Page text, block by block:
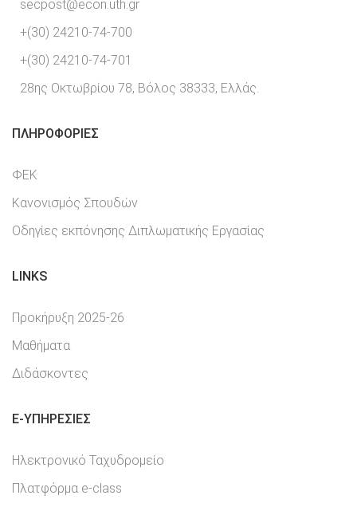
secpost@econ.uth.gr
+(30) 24210-74-700
+(30) 24210-74-701
28ης Οκτωβρίου 78, Βόλος 38333, Ελλάς.
ΠΛΗΡΟΦΟΡΊΕΣ
ΦΕΚ
Κανονισμός Σπουδών
Οδηγίες εκπόνησης Διπλωματικής Εργασίας
LINKS
Προκήρυξη 2025-26
Μαθήματα
Διδάσκοντες
E-YΠΗΡΕΣΊΕΣ
Ηλεκτρονικό Ταχυδρομείο
Πλατφόρμα e-class